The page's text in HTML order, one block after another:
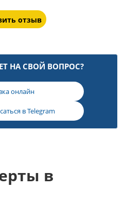
отзыв
НА СВОЙ ВОПРОС?
онлайн
вTelegram
в